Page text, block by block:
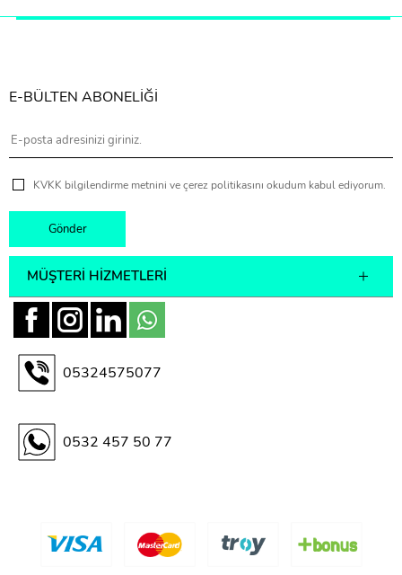
E-BÜLTEN ABONELİĞİ
KVKK bilgilendirme metnini ve çerez politikasını okudum kabul ediyorum.
MÜŞTERI HIZMETLERI
05324575077
0532 457 50 77